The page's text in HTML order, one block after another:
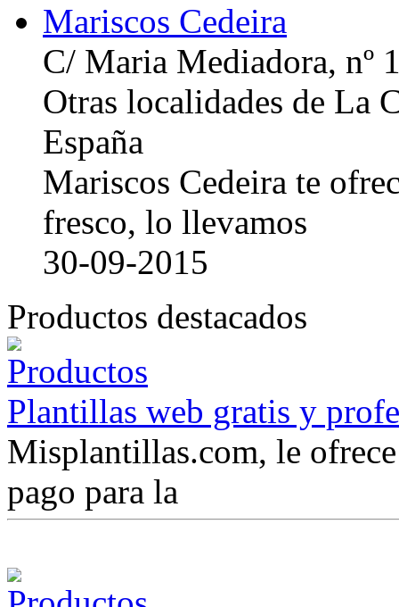
Mariscos Cedeira
C/ Maria Mediadora, nº
Otras localidades de La
España
Mariscos Cedeira te
fresco, lo llevamos
30-09-2015
Productos destacados
Plantillas web gratis y
Misplantillas.com, le
pago para la